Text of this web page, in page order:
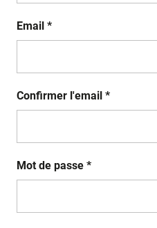
Email *
Confirmer l'email *
Mot de passe *